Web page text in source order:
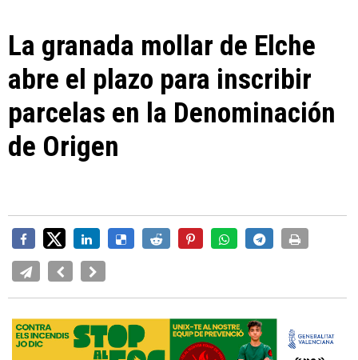
La granada mollar de Elche
abre el plazo para inscribir
parcelas en la Denominación
de Origen